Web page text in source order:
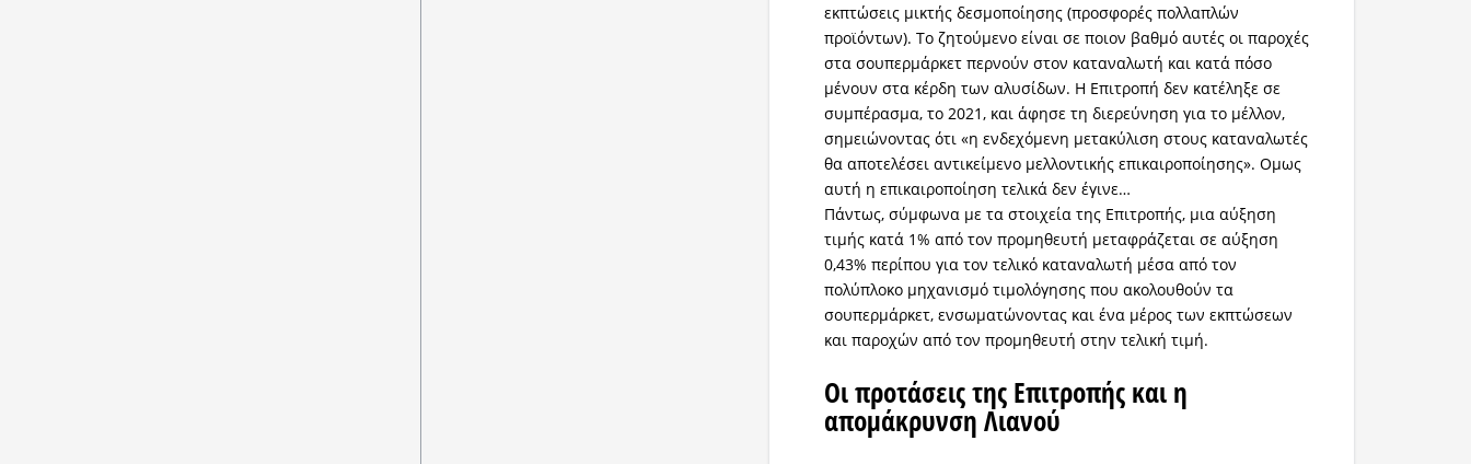
εκπτώσεις μικτής δεσμοποίησης (προσφορές πολλαπλών
προϊόντων). Το ζητούμενο είναι σε ποιον βαθμό αυτές οι παροχές
στα σουπερμάρκετ περνούν στον καταναλωτή και κατά πόσο
μένουν στα κέρδη των αλυσίδων. Η Επιτροπή δεν κατέληξε σε
συμπέρασμα, το 2021, και άφησε τη διερεύνηση για το μέλλον,
σημειώνοντας ότι «η ενδεχόμενη μετακύλιση στους καταναλωτές
θα αποτελέσει αντικείμενο μελλοντικής επικαιροποίησης». Ομως
αυτή η επικαιροποίηση τελικά δεν έγινε…
Πάντως, σύμφωνα με τα στοιχεία της Επιτροπής, μια αύξηση
τιμής κατά 1% από τον προμηθευτή μεταφράζεται σε αύξηση
0,43% περίπου για τον τελικό καταναλωτή μέσα από τον
πολύπλοκο μηχανισμό τιμολόγησης που ακολουθούν τα
σουπερμάρκετ, ενσωματώνοντας και ένα μέρος των εκπτώσεων
και παροχών από τον προμηθευτή στην τελική τιμή.
Οι προτάσεις της Επιτροπής και η
απομάκρυνση Λιανού